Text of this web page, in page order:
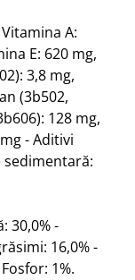
A:
E: 620 mg,
3,8 mg,
(3b502,
128 mg,
- Aditivi
30,0% -
16,0% -
1%.